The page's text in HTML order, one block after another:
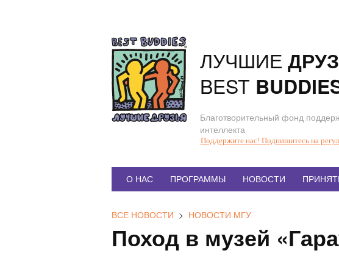
к
содержанию
ЛУЧШИЕ
BEST
Благотворительный фонд
интеллекта
Поддержите нас! Подпишитесь на
Главное
О НАС ПРОГРАММЫ НОВОСТИ
ВСЕ НОВОСТИ > НОВОСТИ МГУ
Поход в музей